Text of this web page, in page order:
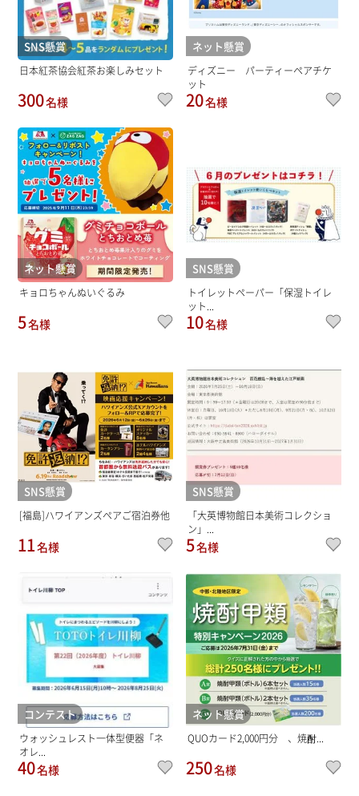
SNS懸賞
日本紅茶協会紅茶お楽しみセット
300名様
ネット懸賞
ディズニー パーティーペアチケ
ット
20名様
ネット懸賞
キョロちゃんぬいぐるみ
5名様
SNS懸賞
トイレットペーパー「保湿トイレ
ット...
10名様
SNS懸賞
[福島]ハワイアンズペアご宿泊券他
11名様
SNS懸賞
「大英博物館日本美術コレクショ
ン」...
5名様
コンテスト
ウォッシュレスト一体型便器「ネ
オレ...
40名様
ネット懸賞
QUOカード2,000円分 、焼酎...
250名様